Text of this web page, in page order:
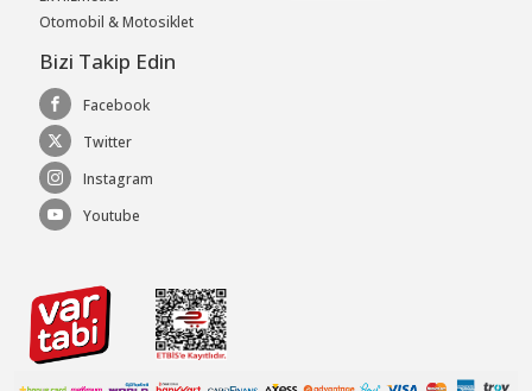
Otomobil & Motosiklet
Bizi Takip Edin
Facebook
Twitter
Instagram
Youtube